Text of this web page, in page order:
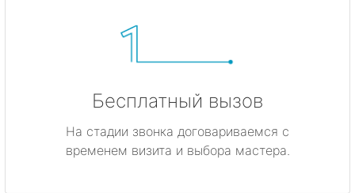
Бесплатный вызов
На стадии звонка договариваемся с
временем визита и выбора мастера.